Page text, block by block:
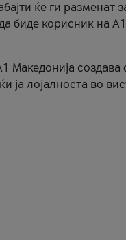
ќе ги разменат
биде корисник на
Македонија создава
ја лојалноста во